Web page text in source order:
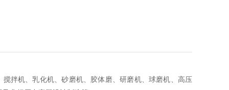
拌机、乳化机、砂磨机、胶体磨、研磨机、球磨机、高压